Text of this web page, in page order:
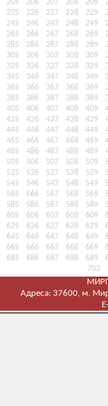
205 206 207 208 209
225 226 227 228 229
245 246 247 248 249
265 266 267 268 269
285 286 287 288 289
305 306 307 308 309
325 326 327 328 329
345 346 347 348 349
365 366 367 368 369
385 386 387 388 389
405 406 407 408 409
425 426 427 428 429
445 446 447 448 449
465 466 467 468 469
485 486 487 488 489
505 506 507 508 509
525 526 527 528 529
545 546 547 548 549
565 566 567 568 569
585 586 587 588 589
605 606 607 608 609
625 626 627 628 629
645 646 647 648 649
665 666 667 668 669
685 686 687 688 689
702
Адреса: 37600, м.